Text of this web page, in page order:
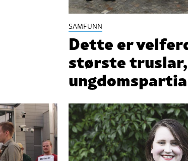
SAMFUNN
Dette er
største
ungdomspartia